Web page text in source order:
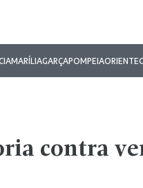
MARÍLIAGARÇAPOMPEIAORIENTE
contra